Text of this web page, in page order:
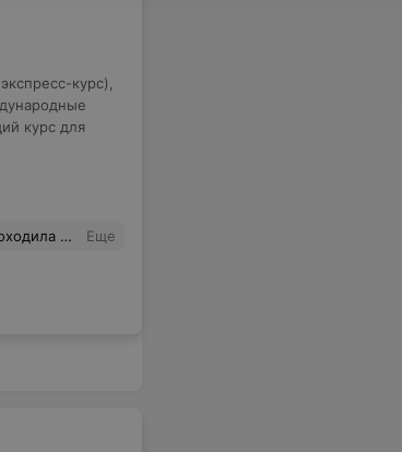
курс)
курс для
экзамен на уровень А1 в Гёте институт - рада безмерно!!!! (zehr gut) :) Еще